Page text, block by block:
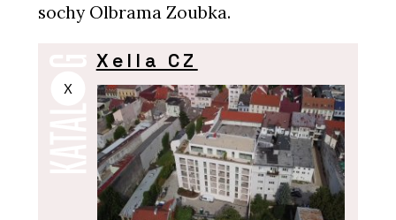
sochy Olbrama Zoubka.
X
Xella CZ